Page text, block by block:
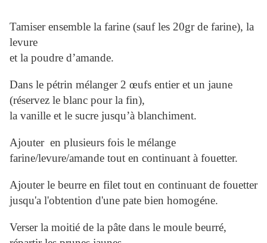
Tamiser ensemble la farine (sauf les 20gr de farine), la
levure
et la poudre d’amande.
Dans le pétrin mélanger 2 œufs entier et un jaune
(réservez le blanc pour la fin),
la vanille et le sucre jusqu’à blanchiment.
Ajouter en plusieurs fois le mélange
farine/levure/amande tout en continuant à fouetter.
Ajouter le beurre en filet tout en continuant de fouetter
jusqu'a l'obtention d'une pate bien homogéne.
Verser la moitié de la pâte dans le moule beurré,